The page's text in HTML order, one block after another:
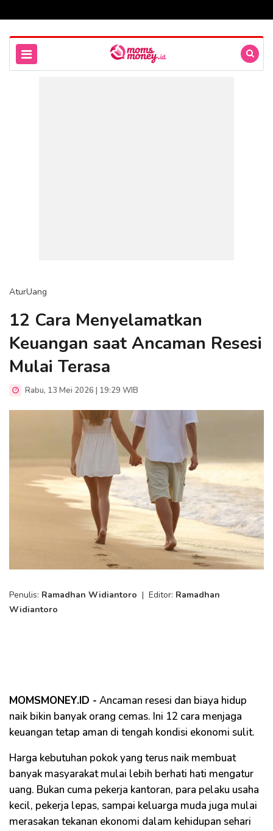
AturUang
12 Cara Menyelamatkan
Keuangan saat Ancaman Resesi
Mulai Terasa
Rabu, 13 Mei 2026 | 19:29 WIB
Penulis: Ramadhan Widiantoro | Editor: Ramadhan
Widiantoro
MOMSMONEY.ID - Ancaman resesi dan biaya hidup
naik bikin banyak orang cemas. Ini 12 cara menjaga
keuangan tetap aman di tengah kondisi ekonomi sulit.
Harga kebutuhan pokok yang terus naik membuat
banyak masyarakat mulai lebih berhati hati mengatur
uang. Bukan cuma pekerja kantoran, para pelaku usaha
kecil, pekerja lepas, sampai keluarga muda juga mulai
merasakan tekanan ekonomi dalam kehidupan sehari